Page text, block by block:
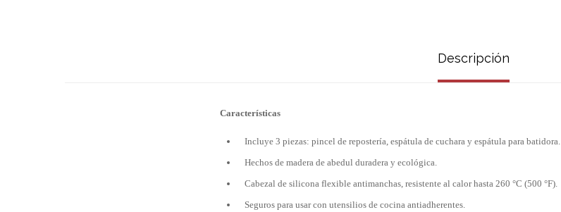
Descripción
Características
Incluye 3 piezas: pincel de repostería, espátula de cuchara y espátula para batidora.
Hechos de madera de abedul duradera y ecológica.
Cabezal de silicona flexible antimanchas, resistente al calor hasta 260 °C (500 °F).
Seguros para usar con utensilios de cocina antiadherentes.